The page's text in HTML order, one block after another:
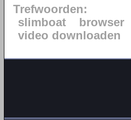
Trefwoorden:
slimboat
browser
video downloaden